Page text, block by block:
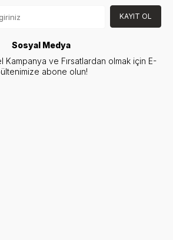
KAYIT OL
Sosyal Medya
Kampanya ve Fırsatlardan olmak için E-
abone olun!